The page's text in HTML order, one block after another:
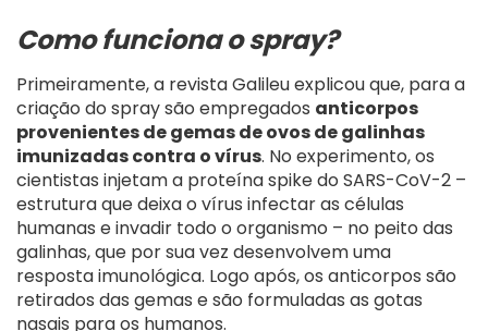
Como funciona o spray?
Primeiramente, a revista Galileu explicou que, para a
criação do spray são empregados anticorpos
provenientes de gemas de ovos de galinhas
imunizadas contra o vírus. No experimento, os
cientistas injetam a proteína spike do SARS-CoV-2 –
estrutura que deixa o vírus infectar as células
humanas e invadir todo o organismo – no peito das
galinhas, que por sua vez desenvolvem uma
resposta imunológica. Logo após, os anticorpos são
retirados das gemas e são formuladas as gotas
nasais para os humanos.